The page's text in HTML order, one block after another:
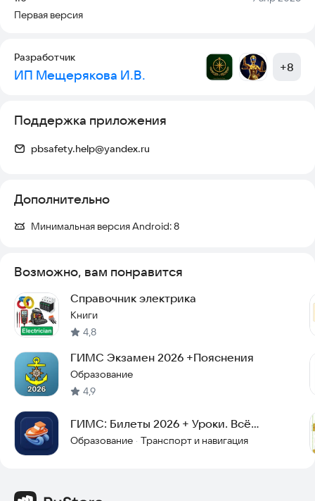
Первая версия
Разработчик
ИП Мещерякова И.В. +8
Поддержка приложения
pbsafety.help@yandex.ru
Дополнительно
Минимальная версия Android:8
Возможно, вам понравится
Справочник электрика
Книги
4,8
ГИМС Экзамен 2026 +Пояснения
Образование
4,9
ГИМС: Билеты 2026 + Уроки. Всё
бесплатно! Штурмим!
Образование · Транспорт и навигация